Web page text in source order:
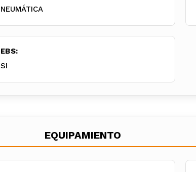
NEUMÁTICA
EBS:
SI
EQUIPAMIENTO